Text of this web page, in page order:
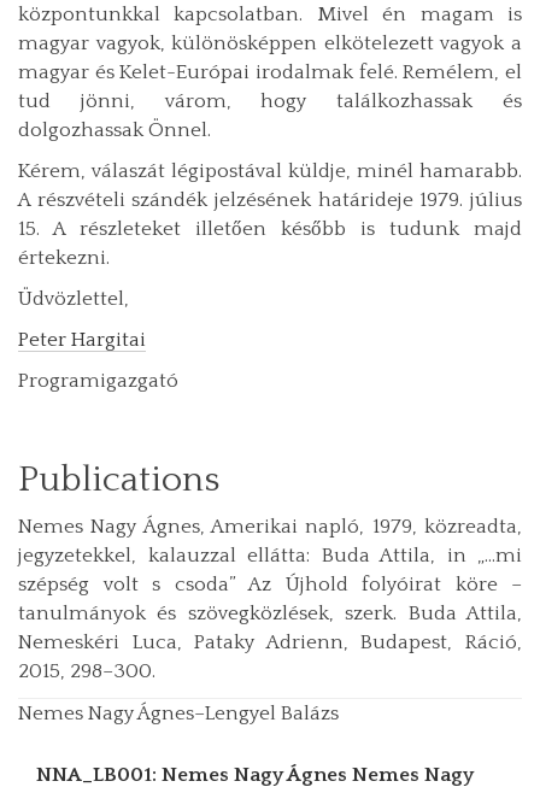
központunkkal kapcsolatban. Mivel én magam is
magyar vagyok, különösképpen elkötelezett vagyok a
magyar és Kelet-Európai irodalmak felé. Remélem, el
tud jönni, várom, hogy találkozhassak és
dolgozhassak Önnel.
Kérem, válaszát légipostával küldje, minél hamarabb.
A részvételi szándék jelzésének határideje 1979. július
15. A részleteket illetően később is tudunk majd
értekezni.
Üdvözlettel,
Peter Hargitai
Programigazgató
Publications
Nemes Nagy Ágnes, Amerikai napló, 1979, közreadta,
jegyzetekkel, kalauzzal ellátta: Buda Attila, in „…mi
szépség volt s csoda” Az Újhold folyóirat köre –
tanulmányok és szövegközlések, szerk. Buda Attila,
Nemeskéri Luca, Pataky Adrienn, Budapest, Ráció,
2015, 298–300.
Nemes Nagy Ágnes–Lengyel Balázs
NNA_LB001: Nemes Nagy Ágnes Nemes Nagy